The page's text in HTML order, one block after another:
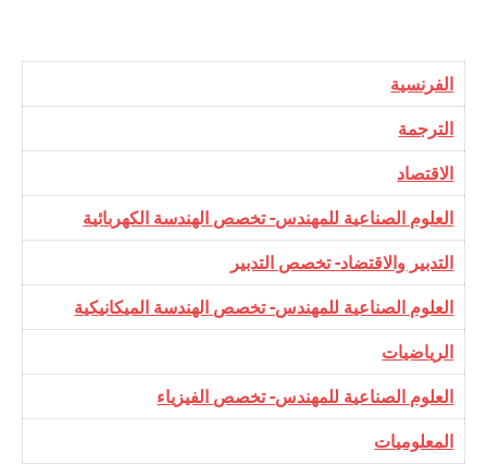
​الفرنسية
​الترجمة
​الاقتصاد
​العلوم الصناعية للمهندس- تخصص الهندسة الكهربائية
التدبير والاقتضاد- تخصص التدبير
العلوم الصناعية للمهندس​- تخصص الهندسة الميكانيكية
​الرياضيات
​العلوم الصناعية للمهندس- تخصص الفيزياء
​المعلوميات​